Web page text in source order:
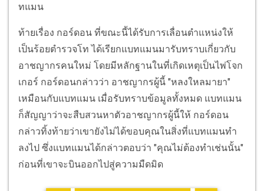
ทแมน
ท้ายเรื่อง กอร์ดอน ที่ขณะนี้ได้รับการเลื่อนตำแหน่งให้
เป็นร้อยตำรวจโท ได้เรียกแบทแมนมารับทราบเกี่ยวกับ
อาชญากรคนใหม่ โดยมีหลักฐานในที่เกิดเหตุเป็นไพ่โจก
เกอร์ กอร์ดอนกล่าวว่า อาชญากรผู้นี้ "หลงใหลมายา"
เหมือนกับแบทแมน เมื่อรับทราบข้อมูลทั้งหมด แบทแมน
ก็สัญญาว่าจะสืบสวนหาตัวอาชญากรผู้นี้ให้ กอร์ดอน
กล่าวทิ้งท้ายว่าเขายังไม่ได้ขอบคุณในสิ่งที่แบทแมนทำ
ลงไป ซึ่งแบทแมนได้กล่าวตอบว่า "คุณไม่ต้องทำเช่นนั้น"
ก่อนที่เขาจะบินออกไปสู่ความมืดมิด